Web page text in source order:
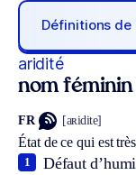
Définitions de
aridité
nom féminin
FR [aʀidite]
État de ce qui est
Défaut
1